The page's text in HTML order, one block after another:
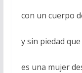
con un cuerpo
y sin piedad
es una mujer